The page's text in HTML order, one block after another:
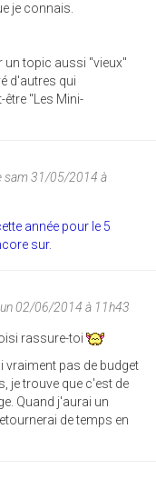
je connais.
un topic aussi "vieux"
d'autres qui
"Les Mini-
sam 31/05/2014 à
année pour le 5
sur.
02/06/2014 à 11h43
rassure-toi
vraiment pas de budget
je trouve que c'est de
Quand j'aurai un
de temps en